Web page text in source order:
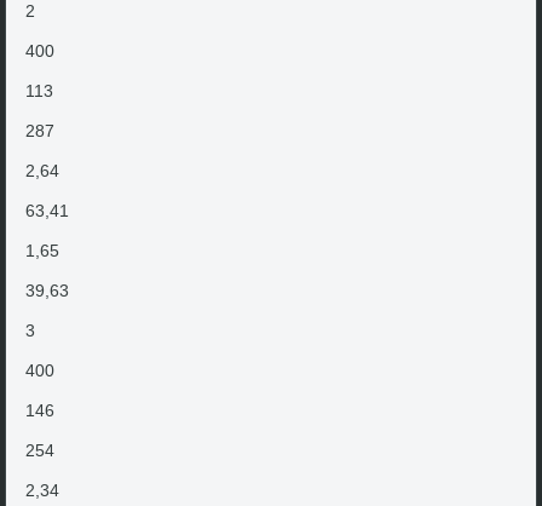
2
400
113
287
2,64
63,41
1,65
39,63
3
400
146
254
2,34